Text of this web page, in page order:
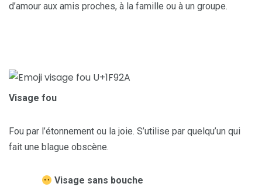
d’amour aux amis proches, à la famille ou à un groupe.
Visage fou
Fou par l’étonnement ou la joie. S’utilise par quelqu’un qui
fait une blague obscène.
Visage sans bouche